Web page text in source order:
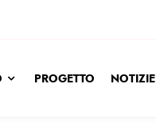
PROGETTO NOTIZIE